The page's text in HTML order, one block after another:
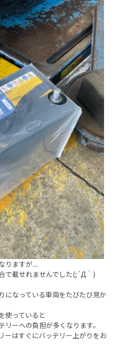
りますが....
で載せれませんでした(;´Д｀)
になっている車両をたびたび見か
使っていると
ーへの負担が多くなります。
ーはすぐにバッテリー上がりをお